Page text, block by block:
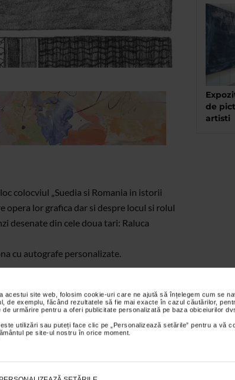
site web, folosim cookie-uri care ne ajută să înțelegem cum se
de exemplu, făcând rezultatele să fie mai exacte în cazul căutărilor,
urmărire pentru a oferi publicitate personalizată pe baza obiceiurilor
utilizări sau puteți face clic pe „Personalizează setările” pentru a vă
pe site-ul nostru în orice moment.
colocviul „Suedia si Romania in istorii
opera lor grafica dar si despre locul si rolul
desenate din cele doua tari: Raluca
cu autografe personalizate.
de Istorie.
de
artisti